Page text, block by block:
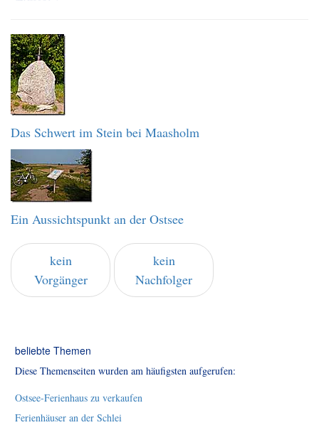
Das Schwert im Stein bei Maasholm
Ein Aussichtspunkt an der Ostsee
kein
Vorgänger
kein
Nachfolger
beliebte Themen
Diese Themenseiten wurden am häufigsten aufgerufen:
Ostsee-Ferienhaus zu verkaufen
Ferienhäuser an der Schlei